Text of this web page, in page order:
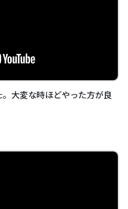
大変な時ほどやった方が良